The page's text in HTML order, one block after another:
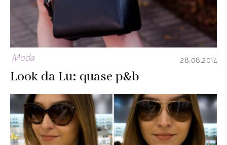
Moda 28.08.2014
Look da Lu: quase p&b